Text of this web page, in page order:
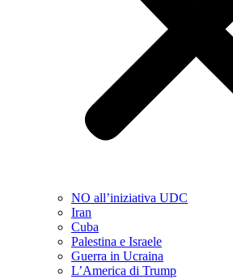
NO all’iniziativa UDC
Iran
Cuba
Palestina e Israele
Guerra in Ucraina
L’America di Trump